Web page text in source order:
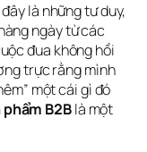
là những tư duy,
ngày từ các
đua không hồi
trực rằng mình
một cái gì đó
B2B là một